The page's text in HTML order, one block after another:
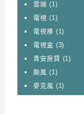
雲端 (1)
電視 (1)
電視棒 (1)
電視盒 (3)
青安房貸 (1)
颱風 (1)
麥克風 (1)